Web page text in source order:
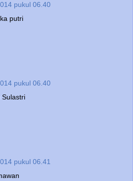
pukul 06.40
putri
pukul 06.40
Sulastri
pukul 06.41